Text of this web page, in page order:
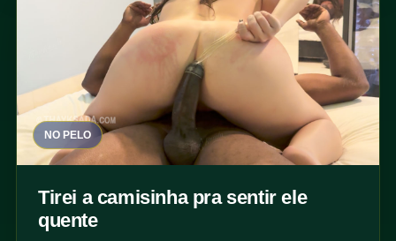
NO PELO
Tirei a camisinha pra sentir ele
quente